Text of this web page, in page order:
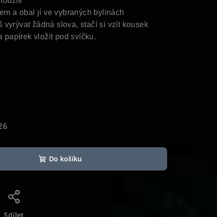
a obal jí ve vybraných bylinách
vyrývat žádná slova, stačí si vzít kousek
papírek vložit pod svíčku.
Do košíku
Sdílet